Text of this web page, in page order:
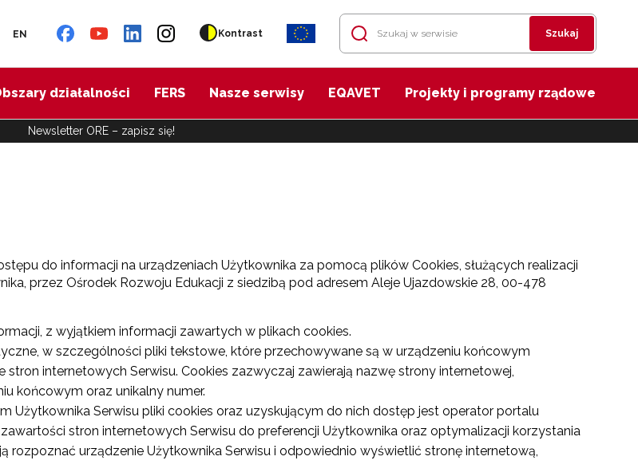
EN Kontrast Szukaj
działalności FERS Nasze serwisy EQAVET Projekty i programy rządowe
Newsletter ORE – zapisz się!
do informacji na urządzeniach Użytkownika za pomocą plików Cookies, służących realizacji
przez Ośrodek Rozwoju Edukacji z siedzibą pod adresem Aleje Ujazdowskie 28, 00-478
z wyjątkiem informacji zawartych w plikach cookies.
w szczególności pliki tekstowe, które przechowywane są w urządzeniu końcowym
internetowych Serwisu. Cookies zazwyczaj zawierają nazwę strony internetowej,
końcowym oraz unikalny numer.
Użytkownika Serwisu pliki cookies oraz uzyskującym do nich dostęp jest operator portalu
stron internetowych Serwisu do preferencji Użytkownika oraz optymalizacji korzystania
urządzenie Użytkownika Serwisu i odpowiednio wyświetlić stronę internetową,